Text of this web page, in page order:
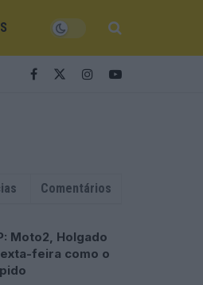
Comentários
Moto2, Holgado
feira como o